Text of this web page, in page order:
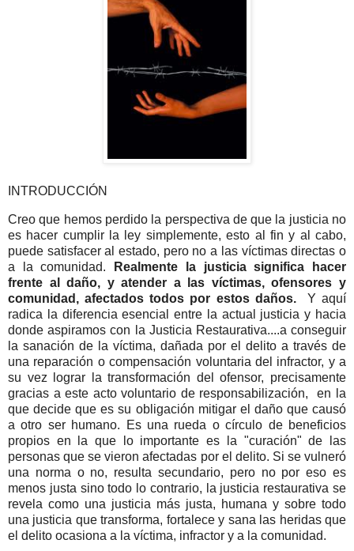
INTRODUCCIÓN
Creo que hemos perdido la perspectiva de que la justicia no
es hacer cumplir la ley simplemente, esto al fin y al cabo,
puede satisfacer al estado, pero no a las víctimas directas o
a la comunidad.
Realmente la justicia significa hacer
frente al daño, y atender a las víctimas, ofensores y
comunidad, afectados todos por estos daños.Y aquí
radica la diferencia esencial entre la actual justicia y hacia
donde aspiramos con la Justicia Restaurativa....a conseguir
la sanación de la víctima, dañada por el delito a través de
una reparación o compensación voluntaria del infractor, y a
su vez lograr la transformación del ofensor, precisamente
gracias a este acto voluntario de responsabilización, en la
que decide que es su obligación mitigar el daño que causó
a otro ser humano. Es una rueda o círculo de beneficios
propios en la que lo importante es la "curación" de las
personas que se vieron afectadas por el delito. Si se vulneró
una norma o no, resulta secundario, pero no por eso es
menos justa sino todo lo contrario, la justicia restaurativa se
revela como una justicia más justa, humana y sobre todo
una justicia que transforma, fortalece y sana las heridas que
el delito ocasiona a la víctima, infractor y a la comunidad.